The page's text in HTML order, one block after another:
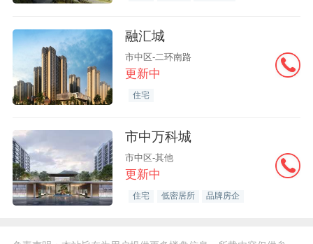
融汇城
市中区-二环南路
更新中
住宅
市中万科城
市中区-其他
更新中
住宅 低密居所 品牌房企